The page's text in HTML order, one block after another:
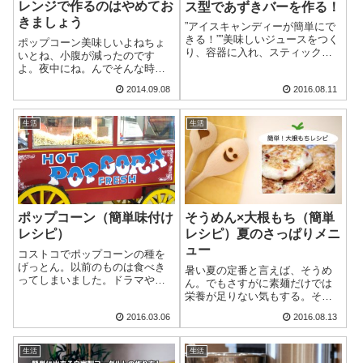
レンジで作るのはやめてお
きましょう
ポップコーン美味しいよねちょ
いとね、小腹が減ったのです
よ。夜中にね。んでそんな時は
ックを食べてみたり、適当に空
腹を紛らすのです。そしてたま
にコストコで買ったポップコー
ンを作ったりもします。結構な
量が入っている上に...
2014.09.08
ス型であずきバーを作る！
”アイスキャンディーが簡単にで
きる！””美味しいジュースをつく
り、容器に入れ、スティックを
2016.08.11
生活
ポップコーン（簡単味付け
レシピ）
コストコでポップコーンの種を
げっとん。以前のものは食べき
ってしまいました。ドラマや映
え、毎回観てる途中で食べ終わ
って手もベタベタ。結局一時中
断して手を洗いに行くんですけ
どね。で、汚れ物が...
2016.03.06
生活
そうめん×大根もち（簡単
レシピ）夏のさっぱりメニ
ュー
暑い夏の定番と言えば、そうめ
ん。でもさすがに素麺だけでは
栄養が足りない気もする。そこ
ですが、「大根もち」など如何
でしょう。結構簡単に出来る上
に、美味しくてヘルシー。しか
2016.08.13
生活 生活